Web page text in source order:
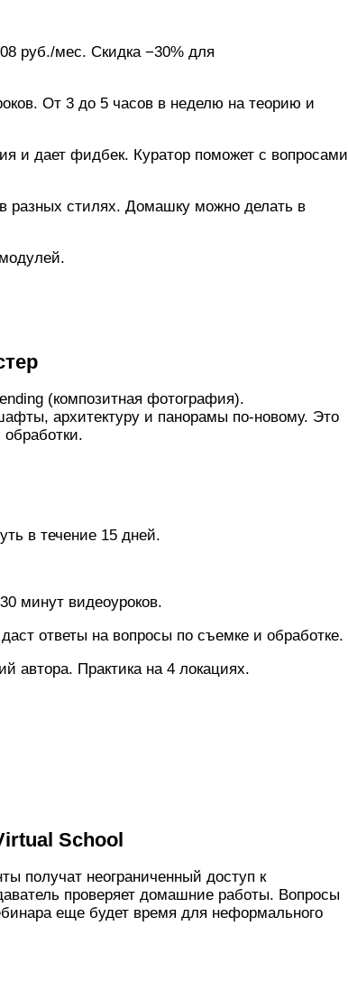
руб./мес. Скидка −30% для
От 3 до 5 часов в неделю на теорию и
и дает фидбек. Куратор поможет с вопросами
разных стилях. Домашку можно делать в
(композитная фотография).
архитектуру и панорамы по-новому. Это
в течение 15 дней.
минут видеоуроков.
ответы на вопросы по съемке и обработке.
автора. Практика на 4 локациях.
School
получат неограниченный доступ к
проверяет домашние работы. Вопросы
еще будет время для неформального